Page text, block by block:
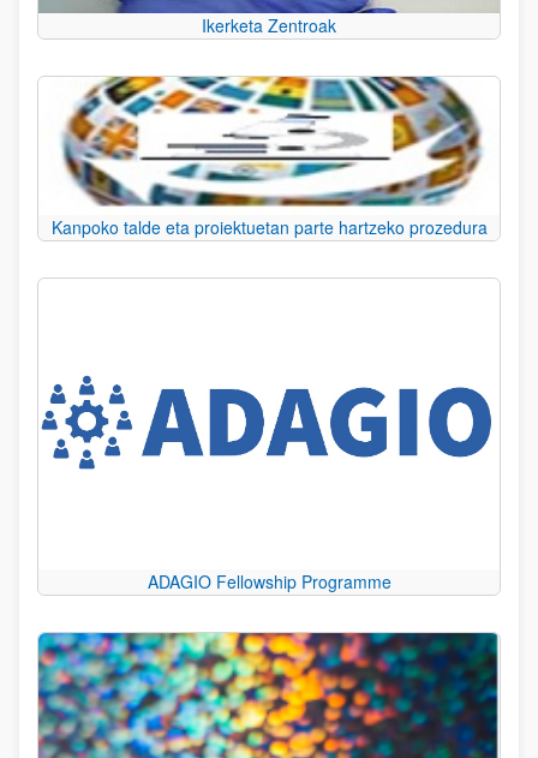
Ikerketa Zentroak
Kanpoko talde eta proiektuetan parte hartzeko prozedura
ADAGIO Fellowship Programme